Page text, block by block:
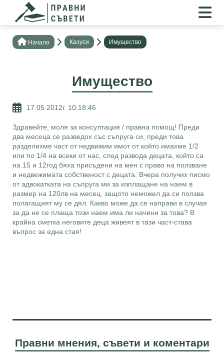
Нaчало Казуси Имущество
Имущество
17.05.2012г. 10:18:46
Здравейте, моля за консултация / правна помощ! Преди
два месеца се разведох със съпруга си, преди това
разделихме част от недвижим имот от който имахме 1/2
или по 1/4 на всеки от нас, след развода децата, който са
на 15 и 12год бяха присъдени на мен с право на ползване
и недвежимата собственост с децата. Вчера получих писмо
от адвокатката на съпруга ми за изплащане на наем в
размер на 120лв на месец, защото неможел да си ползва
полагащият му се дял. Какво може да се направи в случая
за да не се плаща този наем има ли начини за това? В
крайна сметка неговите деца живеят в тази част-става
въпрос за една стая!
Правни мнения, съвети и коментари